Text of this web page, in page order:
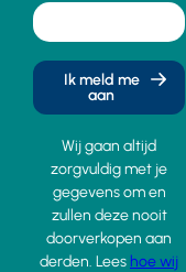
Ik meld me
aan
Wij gaan altijd
zorgvuldig met je
gegevens om en
zullen deze nooit
doorverkopen aan
derden. Lees hoe wij